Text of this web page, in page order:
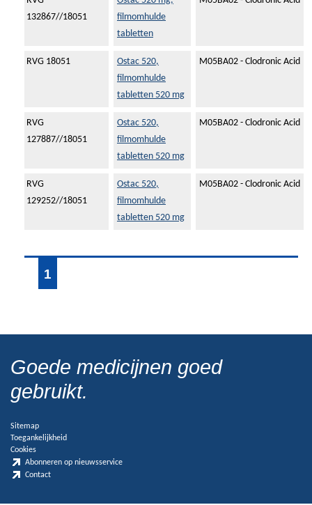
132867//18051
filmomhulde
tabletten
RVG 18051
Ostac 520,
filmomhulde
tabletten 520 mg
M05BA02 - Clodronic Acid
RVG
127887//18051
Ostac 520,
filmomhulde
tabletten 520 mg
M05BA02 - Clodronic Acid
RVG
129252//18051
Ostac 520,
filmomhulde
tabletten 520 mg
M05BA02 - Clodronic Acid
1
Goede medicijnen goed
gebruikt.
Sitemap
Toegankelijkheid
Cookies
Abonneren op nieuwsservice
Contact